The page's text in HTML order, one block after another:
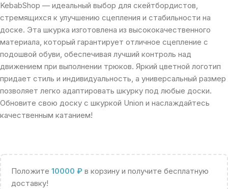
KebabShop — идеальный выбор для скейтбордистов,
стремящихся к улучшению сцепления и стабильности на
доске. Эта шкурка изготовлена из высококачественного
материала, который гарантирует отличное сцепление с
подошвой обуви, обеспечивая лучший контроль над
движением при выполнении трюков. Яркий цветной логотип
придает стиль и индивидуальность, а универсальный размер
позволяет легко адаптировать шкурку под любые доски.
Обновите свою доску с шкуркой Union и наслаждайтесь
качественным катанием!
Положите 10000 ₽ в корзину и получите бесплатную
доставку!